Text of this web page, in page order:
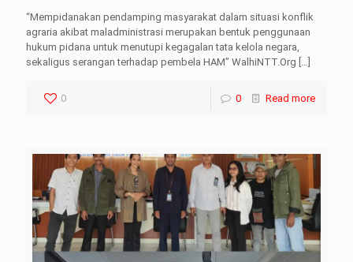
“Mempidanakan pendamping masyarakat dalam situasi konflik
agraria akibat maladministrasi merupakan bentuk penggunaan
hukum pidana untuk menutupi kegagalan tata kelola negara,
sekaligus serangan terhadap pembela HAM” WalhiNTT.Org
0 0 Read more